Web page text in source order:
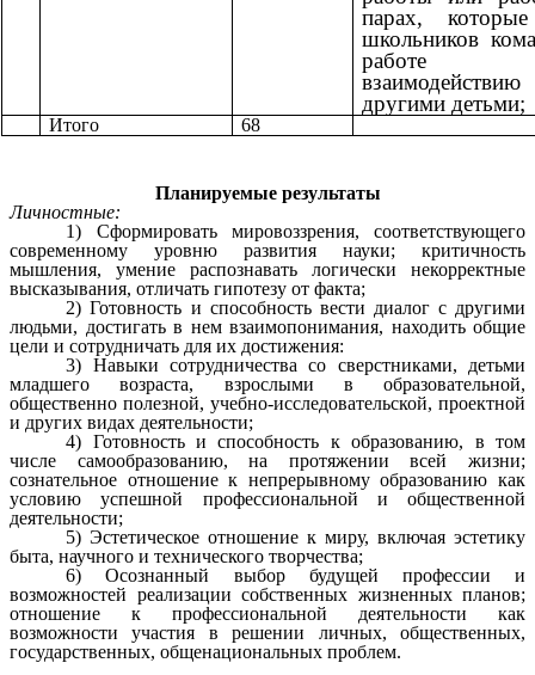
парах,
школьников
другими
Итого 68
Планируемые результаты
Личностные:
1) Сформировать мировоззрения, соответствующего
современному уровню развития науки; критичность
мышления, умение распознавать логически некорректные
высказывания, отличать гипотезу от факта;
2) Готовность и способность вести диалог с другими
людьми, достигать в нем взаимопонимания, находить общие
цели и сотрудничать для их достижения:
3) Навыки сотрудничества со сверстниками, детьми
младшего возраста, взрослыми в образовательной,
общественно полезной, учебно-исследовательской, проектной
и других видах деятельности;
4) Готовность и способность к образованию, в том
числе самообразованию, на протяжении всей жизни;
сознательное отношение к непрерывному образованию как
условию успешной профессиональной и общественной
деятельности;
5) Эстетическое отношение к миру, включая эстетику
быта, научного и технического творчества;
6) Осознанный выбор будущей профессии и
возможностей реализации собственных жизненных планов;
отношение к профессиональной
деятельности как
возможности участия в решении личных, общественных,
государственных, общенациональных проблем.